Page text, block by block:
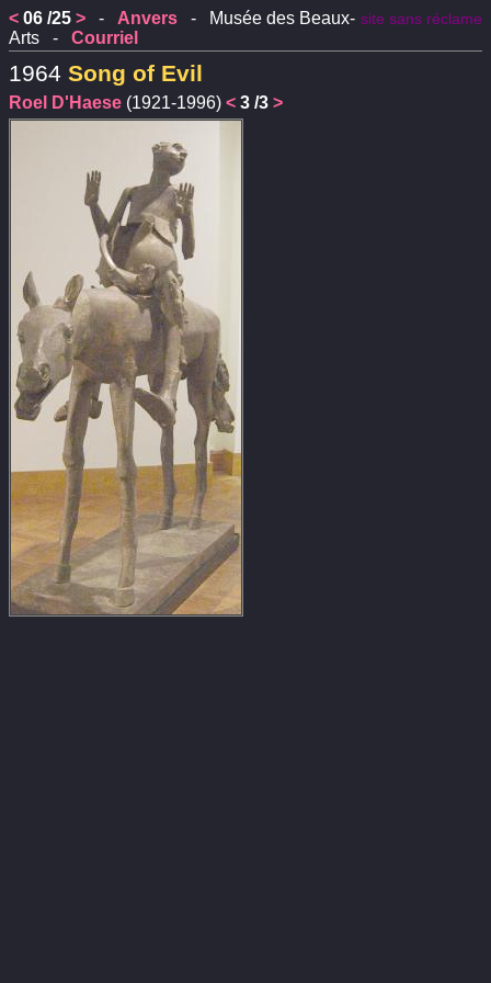
site sans réclame
< 06 /25 > - Anvers - Musée des Beaux-
Arts - Courriel
1964 Song of Evil
Roel D'Haese (1921-1996) < 3 /3 >